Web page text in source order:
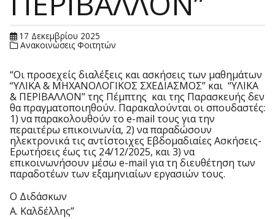
17 Δεκεμβρίου 2025
Ανακοινώσεις Φοιτητών
“Οι προσεχείς διαλέξεις και ασκήσεις των μαθημάτων
“ΥΛΙΚΑ & ΜΗΧΑΝΟΛΟΓΙΚΟΣ ΣΧΕΔΙΑΣΜΟΣ” και “ΥΛΙΚΑ
& ΠΕΡΙΒΑΛΛΟΝ” της Πέμπτης και της Παρασκευής δεν
θα πραγματοποιηθούν. Παρακαλούνται οι σπουδαστές:
1) να παρακολουθούν το e-mail τους για την
περαιτέρω επικοινωνία, 2) να παραδώσουν
ηλεκτρονικά τις αντίστοιχες Εβδομαδιαίες Ασκήσεις-
Ερωτήσεις έως τις 24/12/2025, και 3) να
επικοινωνήσουν μέσω e-mail για τη διευθέτηση των
παραδοτέων των εξαμηνιαίων εργασιών τους.
Ο Διδάσκων
Α. Καλδέλλης”